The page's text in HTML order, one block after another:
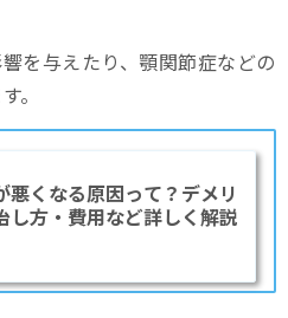
を与えたり、顎関節症などの
。
悪くなる原因って？デメリ
し方・費用など詳しく解説